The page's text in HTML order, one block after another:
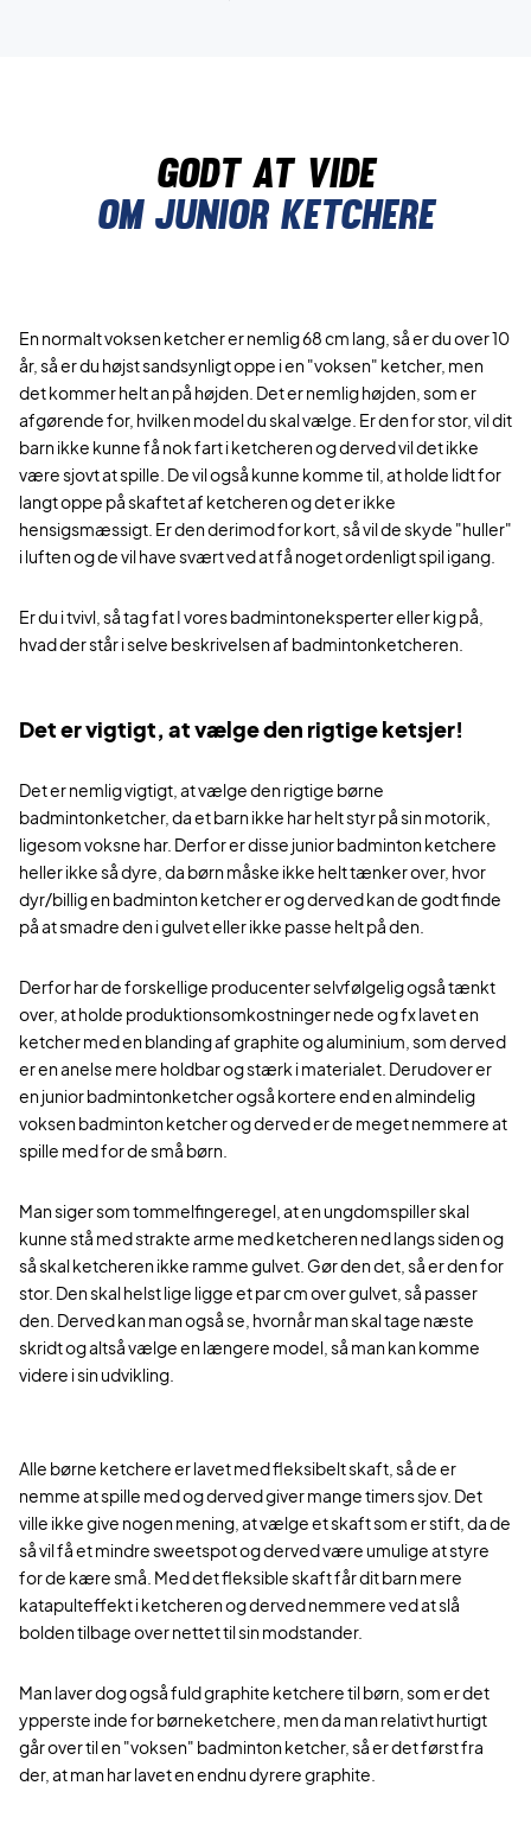
Godt at vide
Om junior ketchere
En normalt voksen ketcher er nemlig 68 cm lang, så er du over 10
år, så er du højst sandsynligt oppe i en "voksen" ketcher, men
det kommer helt an på højden. Det er nemlig højden, som er
afgørende for, hvilken model du skal vælge. Er den for stor, vil dit
barn ikke kunne få nok fart i ketcheren og derved vil det ikke
være sjovt at spille. De vil også kunne komme til, at holde lidt for
langt oppe på skaftet af ketcheren og det er ikke
hensigsmæssigt. Er den derimod for kort, så vil de skyde "huller"
i luften og de vil have svært ved at få noget ordenligt spil igang.
Er du i tvivl, så tag fat I vores badmintoneksperter eller kig på,
hvad der står i selve beskrivelsen af badmintonketcheren.
Det er vigtigt, at vælge den rigtige ketsjer!
Det er nemlig vigtigt, at vælge den rigtige børne
badmintonketcher, da et barn ikke har helt styr på sin motorik,
ligesom voksne har. Derfor er disse junior badminton ketchere
heller ikke så dyre, da børn måske ikke helt tænker over, hvor
dyr/billig en badminton ketcher er og derved kan de godt finde
på at smadre den i gulvet eller ikke passe helt på den.
Derfor har de forskellige producenter selvfølgelig også tænkt
over, at holde produktionsomkostninger nede og fx lavet en
ketcher med en blanding af graphite og aluminium, som derved
er en anelse mere holdbar og stærk i materialet. Derudover er
en junior badmintonketcher også kortere end en almindelig
voksen badminton ketcher og derved er de meget nemmere at
spille med for de små børn.
Man siger som tommelfingeregel, at en ungdomspiller skal
kunne stå med strakte arme med ketcheren ned langs siden og
så skal ketcheren ikke ramme gulvet. Gør den det, så er den for
stor. Den skal helst lige ligge et par cm over gulvet, så passer
den. Derved kan man også se, hvornår man skal tage næste
skridt og altså vælge en længere model, så man kan komme
videre i sin udvikling.
Alle børne ketchere er lavet med fleksibelt skaft, så de er
nemme at spille med og derved giver mange timers sjov. Det
ville ikke give nogen mening, at vælge et skaft som er stift, da de
så vil få et mindre sweetspot og derved være umulige at styre
for de kære små. Med det fleksible skaft får dit barn mere
katapulteffekt i ketcheren og derved nemmere ved at slå
bolden tilbage over nettet til sin modstander.
Man laver dog også fuld graphite ketchere til børn, som er det
ypperste inde for børneketchere, men da man relativt hurtigt
går over til en "voksen" badminton ketcher, så er det først fra
der, at man har lavet en endnu dyrere graphite.